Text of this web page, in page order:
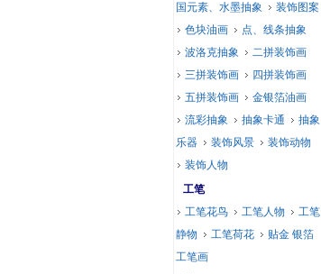
国元素、水墨抽象
装饰图案
色块油画
点、线条抽象
波洛克抽象
二拼装饰画
三拼装饰画
四拼装饰画
五拼装饰画
金银箔油画
流彩抽象
抽象卡通
抽象
乐器
装饰风景
装饰动物
装饰人物
工笔
工笔花鸟
工笔人物
工笔
静物
工笔荷花
贴金 银箔
工笔画